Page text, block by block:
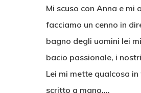
Mi scuso con Anna e mi
facciamo un cenno in
bagno degli uomini lei
bacio passionale, i
Lei mi mette qualcosa
scritto a mano….